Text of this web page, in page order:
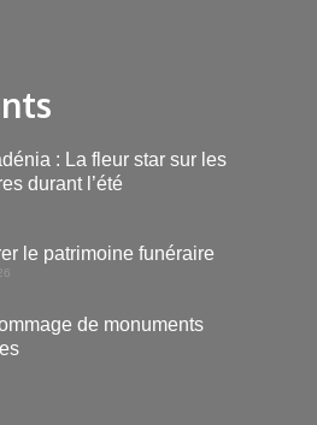
: La fleur star sur les
durant l’été
le patrimoine funéraire
de monuments